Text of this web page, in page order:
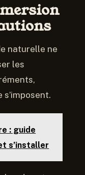
naturelle ne
les
: guide
s’installer